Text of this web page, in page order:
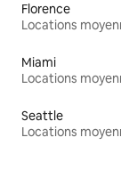
Florence
Miami
Seattle